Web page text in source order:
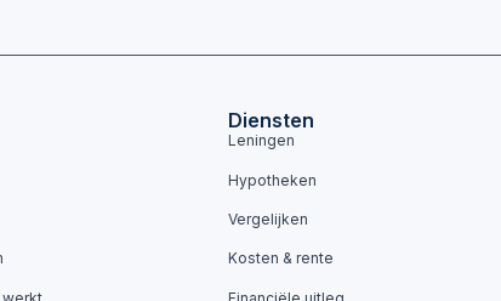
Diensten
Leningen
Hypotheken
Vergelijken
Kosten & rente